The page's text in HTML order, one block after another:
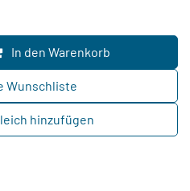
In den Warenkorb
hinzufügen
Wunschliste